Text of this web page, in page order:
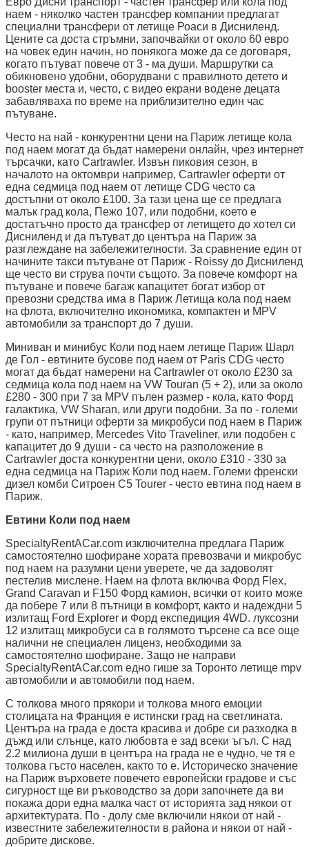
наем - няколко частен трансфер компании предлагат
специални трансфери от летище Роаси в Дисниленд.
Цените са доста стръмни, започвайки от около 60 евро
на човек един начин, но понякога може да се договаря,
когато пътуват повече от 3 - ма души. Маршрутки са
обикновено удобни, оборудвани с правилното детето и
booster места и, често, с видео екрани водене децата
забавляваха по време на приблизително един час
пътуване.
Често на най - конкурентни цени на Париж летище кола
под наем могат да бъдат намерени онлайн, чрез интернет
търсачки, като Cartrawler. Извън пиковия сезон, в
началото на октомври например, Cartrawler оферти от
една седмица под наем от летище CDG често са
достъпни от около £100. За тази цена ще се предлага
малък град кола, Пежо 107, или подобни, което е
достатъчно просто да трансфер от летището до хотел си
Дисниленд и да пътуват до центъра на Париж за
разглеждане на забележителности. За сравнение един от
начините такси пътуване от Париж - Roissy до Дисниленд
ще често ви струва почти същото. За повече комфорт на
пътуване и повече багаж капацитет богат избор от
превозни средства има в Париж Летища кола под наем
на флота, включително икономика, компактен и MPV
автомобили за транспорт до 7 души.
Миниван и минибус Коли под наем летище Париж Шарл
де Гол - евтините бусове под наем от Paris CDG често
могат да бъдат намерени на Cartrawler от около £230 за
седмица кола под наем на VW Touran (5 + 2), или за около
£280 - 300 при 7 за MPV пълен размер - кола, като Форд
галактика, VW Sharan, или други подобни. За по - големи
групи от пътници оферти за микробуси под наем в Париж
- като, например, Mercedes Vito Traveliner, или подобен с
капацитет до 9 души - са често на разположение в
Cartrawler доста конкурентни цени, около £310 - 330 за
една седмица на Париж Коли под наем. Големи френски
дизел комби Ситроен C5 Tourer - често евтина под наем в
Париж.
Евтини Коли под наем
SpecialtyRentACar.com изключителна предлага Париж
самостоятелно шофиране хората превозвачи и микробус
под наем на разумни цени уверете, че да задоволят
пестелив мислене. Наем на флота включва Форд Flex,
Grand Caravan и F150 Форд камион, всички от които може
да побере 7 или 8 пътници в комфорт, както и надеждни 5
излитащ Ford Explorer и Форд експедиция 4WD. луксозни
12 излитащ микробуси са в голямото търсене са все още
налични не специален лиценз, необходими за
самостоятелно шофиране. Защо не направи
SpecialtyRentACar.com едно гише за Торонто летище mpv
автомобили и автомобили под наем.
С толкова много прякори и толкова много емоции
столицата на Франция е истински град на светлината.
Центъра на града е доста красива и добре си разходка в
дъжд или слънце, като любовта е зад всеки ъгъл. С над
2.2 милиона души в центъра на града не е чудно, че тя е
толкова гъсто населен, както то е. Историческо значение
на Париж върховете повечето европейски градове и със
сигурност ще ви ръководство за дори започнете да ви
покажа дори една малка част от историята зад някои от
архитектурата. По - долу сме включили някои от най -
известните забележителности в района и някои от най -
добрите дискове.